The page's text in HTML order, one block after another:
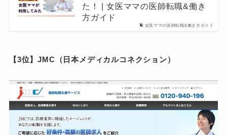
女医ママの医師転職&働き方ガイド
た！ | 女医ママの医師転職&働き
方ガイド
【3位】JMC（日本メディカルコネクション）